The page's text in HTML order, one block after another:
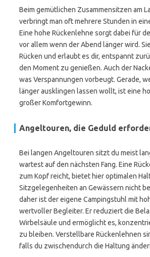
Beim gemütlichen Zusammensitzen am
verbringt man oft mehrere Stunden in
Eine hohe Rückenlehne sorgt dabei für
vor allem wenn der Abend länger wird.
Rücken und erlaubt es dir, entspannt
den Moment zu genießen. Auch der
was Verspannungen vorbeugt. Gerade,
länger ausklingen lassen wollt, ist eine
großer Komfortgewinn.
Angeltouren, die Geduld
Bei langen Angeltouren sitzt du meist
wartest auf den nächsten Fang. Eine
zum Kopf reicht, bietet hier optimalen
Sitzgelegenheiten an Gewässern nicht
daher ist der eigene Campingstuhl mit
wertvoller Begleiter. Er reduziert die
Wirbelsäule und ermöglicht es,
zu bleiben. Verstellbare Rückenlehnen
falls du zwischendurch die Haltung